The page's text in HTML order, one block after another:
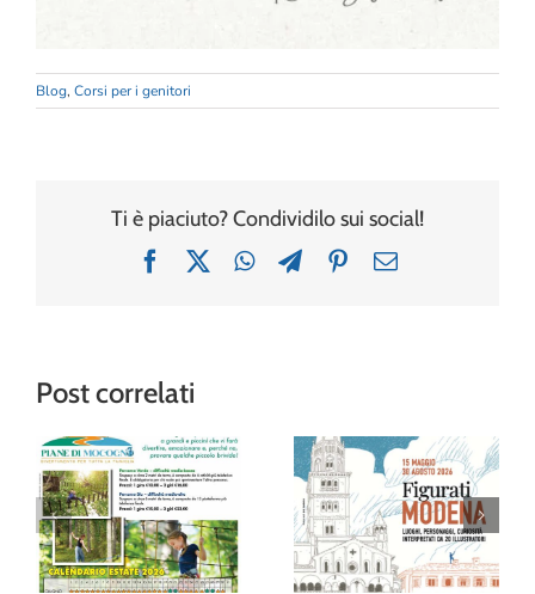
Blog, Corsi per i genitori
Ti è piaciuto? Condividilo sui social!
FacebookWhatsAppTelegramPinterest
Email
Post correlati
Avventura tra gli
alberi al Family
Park delle Piane
di Mocogno
“Figurati
Modena”: al
Museo della
Figurina una
mostra (e un
album!) per